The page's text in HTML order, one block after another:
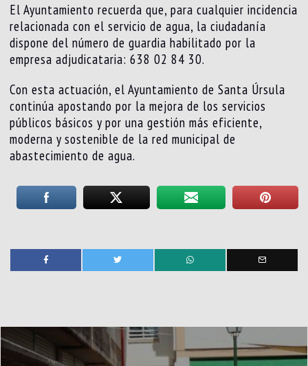
El Ayuntamiento recuerda que, para cualquier incidencia
relacionada con el servicio de agua, la ciudadanía
dispone del número de guardia habilitado por la
empresa adjudicataria: 638 02 84 30.
Con esta actuación, el Ayuntamiento de Santa Úrsula
continúa apostando por la mejora de los servicios
públicos básicos y por una gestión más eficiente,
moderna y sostenible de la red municipal de
abastecimiento de agua.